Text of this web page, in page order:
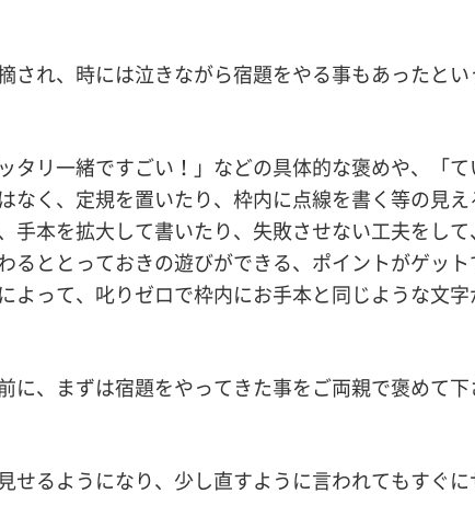
され、時には泣きながら宿題をやる事もあったとい
タリ一緒ですごい！」などの具体的な褒めや、「て
なく、定規を置いたり、枠内に点線を書く等の見え
本を拡大して書いたり、失敗させない工夫をして、
るととっておきの遊びができる、ポイントがゲット
よって、叱りゼロで枠内にお手本と同じような文字
に、まずは宿題をやってきた事をご両親で褒めて下
せるようになり、少し直すように言われてもすぐに